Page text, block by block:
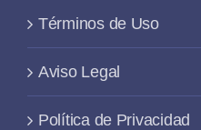
Términos de Uso
Aviso Legal
Política de Privacidad